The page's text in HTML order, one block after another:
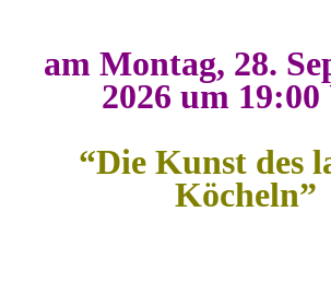
am Montag, 28.
2026 um
“Die Kunst des
Köcheln”